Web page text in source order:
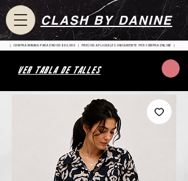
| COMPRA MINIMA PARA ENVIOS $80.000 | PRECIOS APLICABLES UNICAMENTE POR COMPRA ONLINE |
CLASH BY DANINE
VER TABLA DE TALLES